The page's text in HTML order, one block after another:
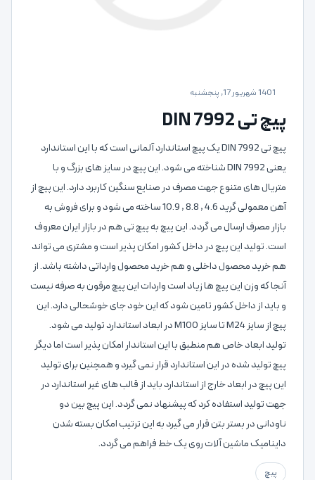
1401 شهریور 17, پنجشنبه
پیچ تی DIN 7992
پیچ تی DIN 7992 یک پیچ استاندارد آلمانی است که با این استاندارد
یعنی DIN 7992 شناخته می شود. این پیچ در سایز های بزرگ و با
متریال های متنوع جهت مصرف در صنایع سنگین کاربرد دارد. این پیچ از
آهن معمولی گرید 4.6 , 8.8 , 10.9 ساخته می شود و برای فروش به
بازار مصرف ارسال می گردد. این پیچ به پیچ تی هم در بازار ایران معروف
است. تولید این پیچ در داخل کشور امکان پذیر است و مشتری می تواند
هم خرید محصول داخلی و هم خرید محصول وارداتی داشته باشد. از
آنجا که وزن این پیچ ها زیاد است واردات این پیچ مرقون به صرفه نیست
و باید از داخل کشور تامین شود که این خود جای خوشحالی دارد. این
پیچ از سایز M24 تا سایز M100 در ابعاد استاندارد تولید می شود.
تولید ابعاد خاص هم منطبق با این استاندار امکان پذیر است اما دیگر
پیچ تولید شده در این استاندارد قرار نمی گیرد و همچنین برای تولید
این پیچ در ابعاد خارج از استاندارد باید از قالب های غیر استاندارد در
جهت تولید استفاده کرد که پیشنهاد نمی گردد. این پیچ بین دو
ناودانی در بستر بتن قرار می گیرد به این ترتیب امکان بسته شدن
داینامیک ماشین آلات روی یک خط فراهم می گردد.
پیچ